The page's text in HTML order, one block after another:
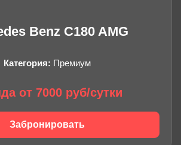
Benz C180 AMG
Категория: Премиум
от 7000 руб/сутки
Забронировать